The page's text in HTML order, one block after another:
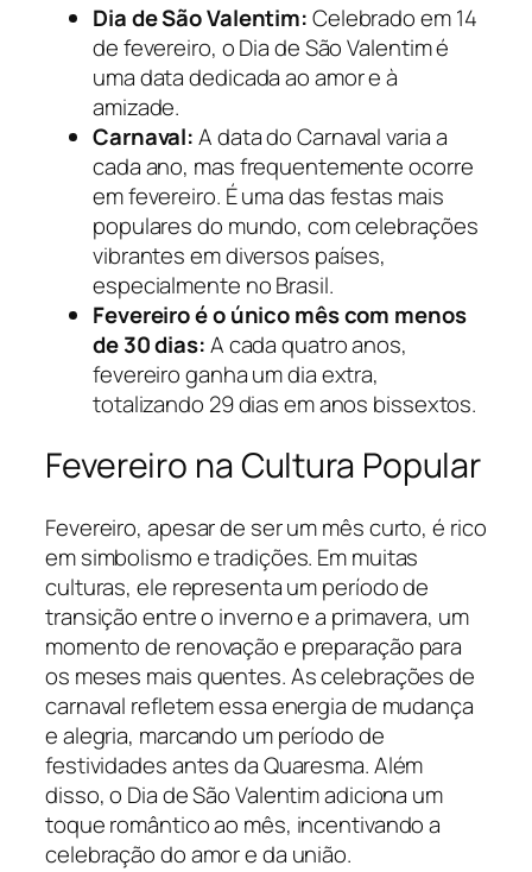
Dia de São Valentim:Celebrado em 14
de fevereiro, o Dia de São Valentim é
uma data dedicada ao amor e à
amizade.
Carnaval:A data do Carnaval varia a
cada ano, mas frequentemente ocorre
em fevereiro. É uma das festas mais
populares do mundo, com celebrações
vibrantes em diversos países,
especialmente no Brasil.
Fevereiro é o único mês com menos
de 30 dias:A cada quatro anos,
fevereiro ganha um dia extra,
totalizando 29 dias em anos bissextos.
Fevereiro na Cultura Popular
Fevereiro, apesar de ser um mês curto, é rico
em simbolismo e tradições. Em muitas
culturas, ele representa um período de
transição entre o inverno e a primavera, um
momento de renovação e preparação para
os meses mais quentes. As celebrações de
carnaval refletem essa energia de mudança
e alegria, marcando um período de
festividades antes da Quaresma. Além
disso, o Dia de São Valentim adiciona um
toque romântico ao mês, incentivando a
celebração do amor e da união.